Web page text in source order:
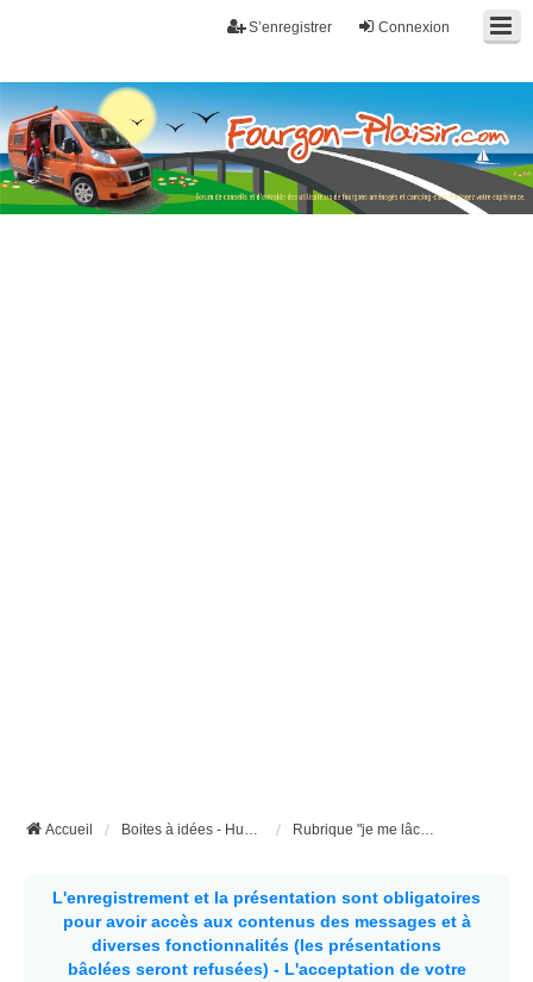
Connexion
S’enregistrer
Fourgon-plaisir.com
Forum de conseils et d'entraide des utilisateurs de fourgons, fourgons
aménagés, vans et de camping-car. Partagez votre expérience.
Accueil Boites à idées - Humour et insolite Rubrique "je me lâche"
L'enregistrement et la présentation sont obligatoires
pour avoir accès aux contenus des messages et à
diverses fonctionnalités (les présentations
bâclées seront refusées) - L'acceptation de votre